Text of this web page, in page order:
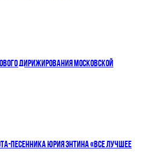
ДИРИЖИРОВАНИЯ МОСКОВСКОЙ
ПЕСЕННИКА ЮРИЯ ЭНТИНА «ВСЕ ЛУЧШЕЕ